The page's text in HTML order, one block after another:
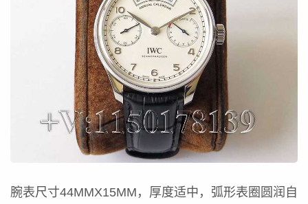
腕表尺寸44MMX15MM，厚度适中，弧形表圈圆润自